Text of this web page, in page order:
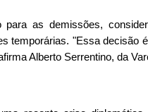
para as demissões,
temporárias. "Essa decisão
Alberto Serrentino, da